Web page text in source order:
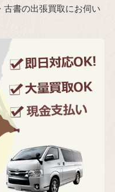
書の出張買取にお伺い